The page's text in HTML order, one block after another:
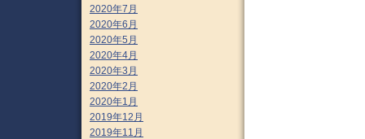
2020年7月
2020年6月
2020年5月
2020年4月
2020年3月
2020年2月
2020年1月
2019年12月
2019年11月